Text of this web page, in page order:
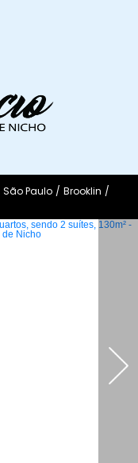
São Paulo / Brooklin /